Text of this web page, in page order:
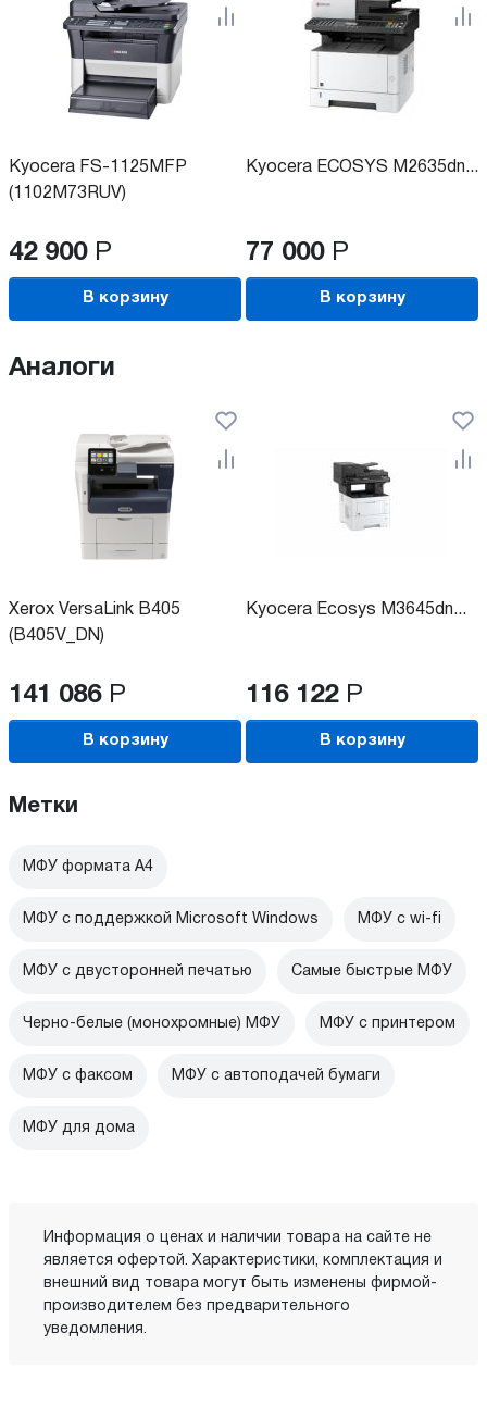
Kyocera FS-1125MFP
(1102M73RUV)
42 900 Р
В корзину
Kyocera ECOSYS M2635dn...
77 000 Р
В корзину
Аналоги
Xerox VersaLink B405
(B405V_DN)
141 086 Р
В корзину
Kyocera Ecosys M3645dn...
116 122 Р
В корзину
Метки
МФУ формата А4
МФУ с поддержкой Microsoft Windows МФУ c wi-fi
МФУ с двусторонней печатью Самые быстрые МФУ
Черно-белые (монохромные) МФУ МФУ с принтером
МФУ с факсом МФУ с автоподачей бумаги
МФУ для дома
Информация о ценах и наличии товара на сайте не
является офертой. Характеристики, комплектация и
внешний вид товара могут быть изменены фирмой-
производителем без предварительного
уведомления.